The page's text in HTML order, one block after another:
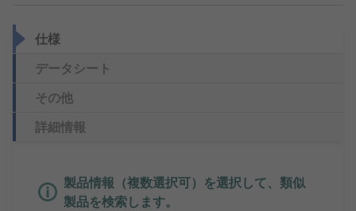
仕様
データシート
その他
詳細情報
製品情報（複数選択可）を選択して、類似
製品を検索します。